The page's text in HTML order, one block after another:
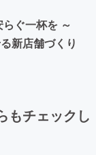
ぐ一杯を ～
新店舗づくり
もチェックし